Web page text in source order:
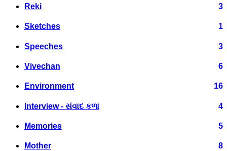
Reki 3
Sketches 1
Speeches 3
Vivechan 6
Environment 16
Interview - સંવાદ કળા 4
Memories 5
Mother 8